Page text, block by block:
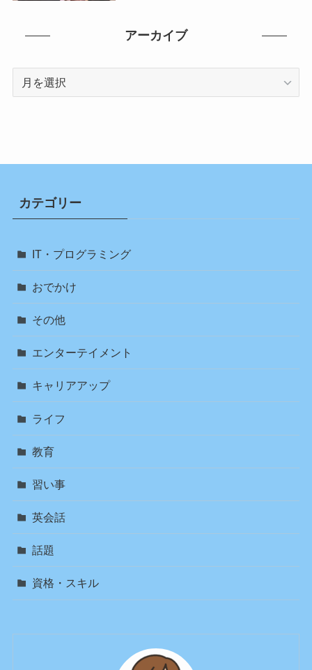
アーカイブ
カテゴリー
IT・プログラミング
おでかけ
その他
エンターテイメント
キャリアアップ
ライフ
教育
習い事
英会話
話題
資格・スキル